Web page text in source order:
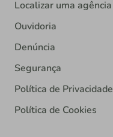
Localizar uma agência
Ouvidoria
Denúncia
Segurança
Política de Privacidade
Política de Cookies